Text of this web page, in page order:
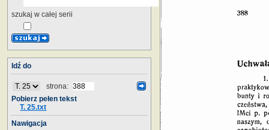
szukaj w całej serii
Idź do
strona:
Pobierz pełen tekst
T. 25.txt
Nawigacja